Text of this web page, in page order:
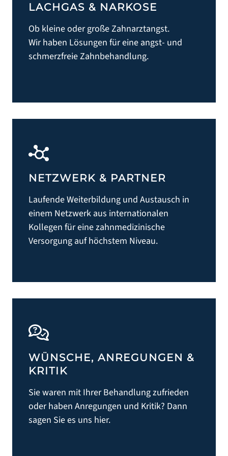
LACHGAS & NARKOSE
Ob kleine oder große Zahnarztangst.
Wir haben Lösungen für eine angst- und
schmerzfreie Zahnbehandlung.
NETZWERK & PARTNER
Laufende Weiterbildung und Austausch in
einem Netzwerk aus internationalen
Kollegen für eine zahnmedizinische
Versorgung auf höchstem Niveau.
WÜNSCHE, ANREGUNGEN &
KRITIK
Sie waren mit Ihrer Behandlung zufrieden
oder haben Anregungen und Kritik? Dann
sagen Sie es uns hier.